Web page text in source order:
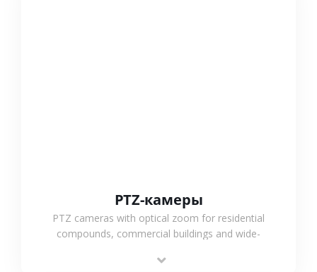
PTZ-камеры
PTZ cameras with optical zoom for residential
compounds, commercial buildings and wide-
monitoring and flexible coverage.